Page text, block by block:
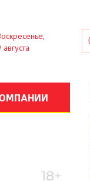
августа